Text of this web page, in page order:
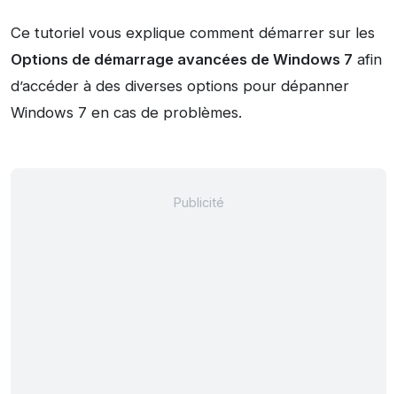
Ce tutoriel vous explique comment démarrer sur les
Options de démarrage avancées de Windows 7 afin
d’accéder à des diverses options pour dépanner
Windows 7 en cas de problèmes.